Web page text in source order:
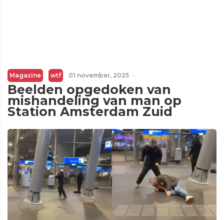
Magazine wtf 01 november, 2025 ·
Beelden opgedoken van
mishandeling van man op
Station Amsterdam Zuid